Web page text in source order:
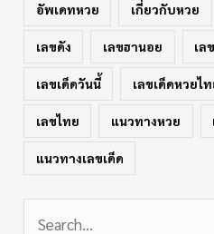
อัพเดทหวย เกี่ยวกับหวย
เลขดัง เลขฮานอย เล
เลขเด็ดวันนี้ เลขเด็ดหวยไ
เลขไทย แนวทางหวย
แนวทางเลขเด็ด